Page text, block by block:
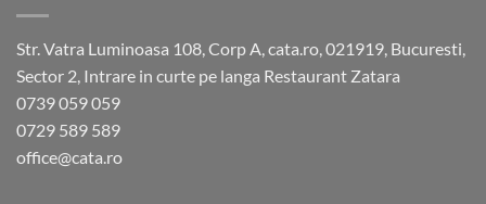
Str. Vatra Luminoasa 108, Corp A, cata.ro, 021919, Bucuresti,
Sector 2, Intrare in curte pe langa Restaurant Zatara
0739 059 059
0729 589 589
office@cata.ro